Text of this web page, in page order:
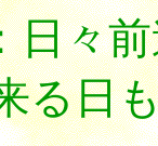
日々
る日